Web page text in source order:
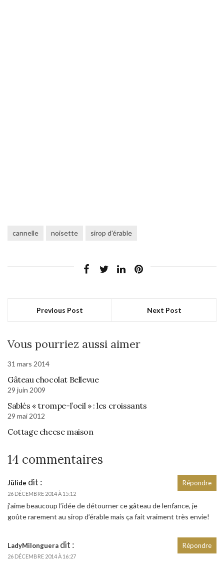
cannelle noisette sirop d'érable
Previous Post Next Post
Vous pourriez aussi aimer
31 mars 2014
Gâteau chocolat Bellevue
29 juin 2009
Sablés « trompe-l’oeil » : les croissants
29 mai 2012
Cottage cheese maison
14 commentaires
Jülide dit :
26 DÉCEMBRE 2014 À 15:12
j’aime beaucoup l’idée de détourner ce gâteau de lenfance, je
goûte rarement au sirop d’érable mais ça fait vraiment très envie!
Répondre
LadyMilonguera dit :
26 DÉCEMBRE 2014 À 16:27
Répondre